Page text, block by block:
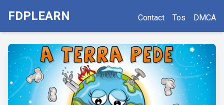
FDPLEARN Contact Tos DMCA